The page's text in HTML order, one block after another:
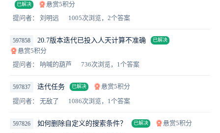
已解决
悬赏5积分
提问者： 刘明远
1005次浏览，2个答案
597858 20.7版本迭代已投入人天计算不准确 已解决
悬赏5积分
提问者： 呐喊的葫芦
736次浏览，1个答案
597837 迭代任务 已解决
悬赏5积分
提问者： 无敌了
1086次浏览，1个答案
597826 如何删除自定义的搜索条件？ 已解决
悬赏5积分